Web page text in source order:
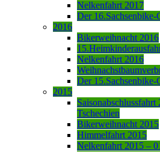
Nelkenfahrt 2017
Der 16.Sachsenbike-
2016
Bikerweihnacht 2016
Nelkenfahrt 2016
Der 15.Sachsenbike-
2015
Tschechien
Bikerweihnacht 2015
Himmelfahrt 2015
Nelkenfahrt 2015 –